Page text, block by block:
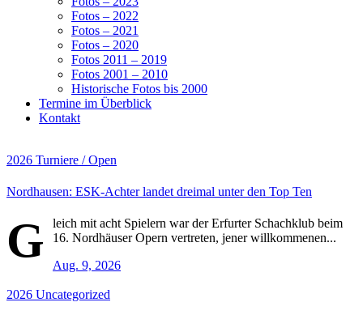
Fotos – 2022
Fotos – 2021
Fotos – 2020
Fotos 2011 – 2019
Fotos 2001 – 2010
Historische Fotos bis 2000
Termine im Überblick
Kontakt
2026 Turniere / Open
Nordhausen: ESK-Achter landet dreimal unter den Top Ten
G
leich mit acht Spielern war der Erfurter Schachklub beim
16. Nordhäuser Opern vertreten, jener willkommenen...
Aug. 9, 2026
2026 Uncategorized